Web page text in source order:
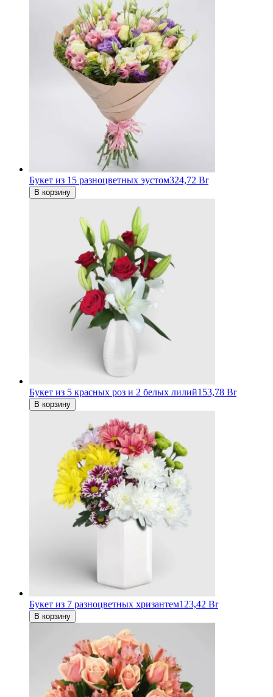
Букет из 15 разноцветных эустом324,72 Br
В корзину
Букет из 5 красных роз и 2 белых лилий153,78 Br
В корзину
Букет из 7 разноцветных хризантем123,42 Br
В корзину